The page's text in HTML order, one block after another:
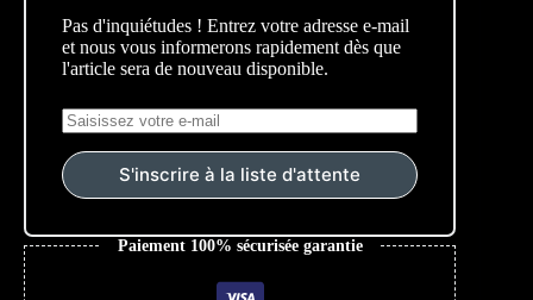
Pas d'inquiétudes ! Entrez votre adresse e-mail
et nous vous informerons rapidement dès que
l'article sera de nouveau disponible.
S'inscrire à la liste d'attente
Paiement 100% sécurisée garantie